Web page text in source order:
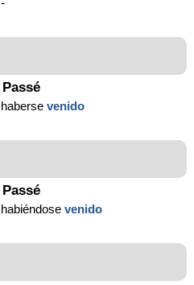
-
Passé
habersevenido
Passé
habiéndosevenido